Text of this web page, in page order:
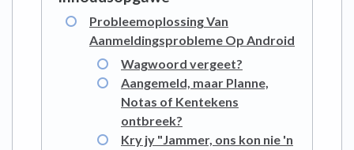
Probleemoplossing Van
Aanmeldingsprobleme Op Android
Wagwoord vergeet?
Aangemeld, maar Planne,
Notas of Kentekens
ontbreek?
Kry jy "Jammer, ons kon nie 'n